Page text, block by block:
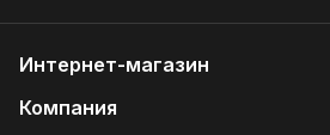
Интернет-магазин
Компания